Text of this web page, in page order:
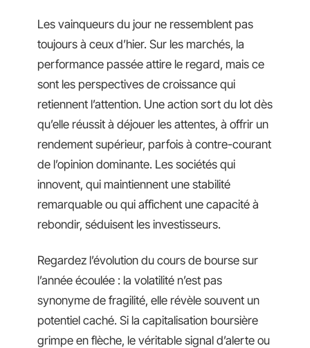
Les vainqueurs du jour ne ressemblent pas
toujours à ceux d’hier. Sur les marchés, la
performance passée attire le regard, mais ce
sont les perspectives de croissance qui
retiennent l’attention. Une action sort du lot dès
qu’elle réussit à déjouer les attentes, à offrir un
rendement supérieur, parfois à contre-courant
de l’opinion dominante. Les sociétés qui
innovent, qui maintiennent une stabilité
remarquable ou qui affichent une capacité à
rebondir, séduisent les investisseurs.
Regardez l’évolution du cours de bourse sur
l’année écoulée : la volatilité n’est pas
synonyme de fragilité, elle révèle souvent un
potentiel caché. Si la capitalisation boursière
grimpe en flèche, le véritable signal d’alerte ou